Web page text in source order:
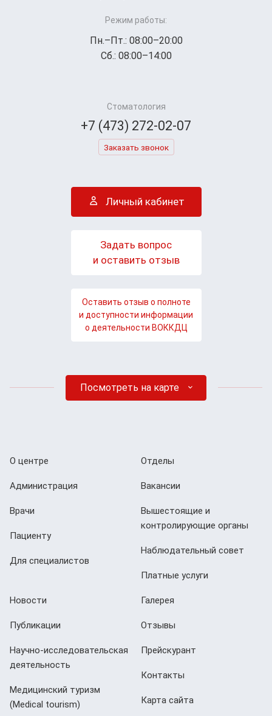
Режим работы:
Пн.–Пт.: 08:00–20:00
Сб.: 08:00–14:00
Стоматология
+7 (473) 272-02-07
Заказать звонок
Личный кабинет
Задать вопрос
и оставить отзыв
Оставить отзыв о полноте
и доступности информации
о деятельности ВОККДЦ
Посмотреть на карте
О центре
Администрация
Врачи
Пациенту
Для специалистов
Отделы
Вакансии
Вышестоящие и
контролирующие органы
Наблюдательный совет
Платные услуги
Новости
Публикации
Научно-исследовательская
деятельность
Медицинский туризм
(Мedical tourism)
Галерея
Отзывы
Прейскурант
Контакты
Карта сайта